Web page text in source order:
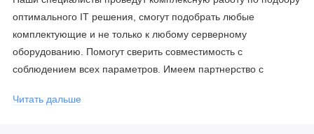
оптимального IT решения, смогут подобрать любые
комплектующие и не только к любому серверному
оборудованию. Помогут сверить совместимость с
соблюдением всех параметров. Имеем партнерство с
обучение сотрудников, что позволяет исключить ошибки даже
Читать дальше